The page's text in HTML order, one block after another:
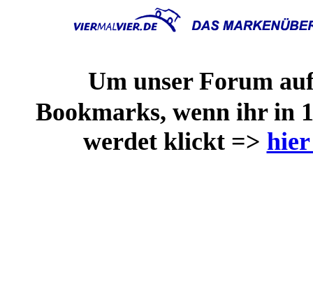
Um unser Forum
Bookmarks, wenn ihr in
werdet klickt =>